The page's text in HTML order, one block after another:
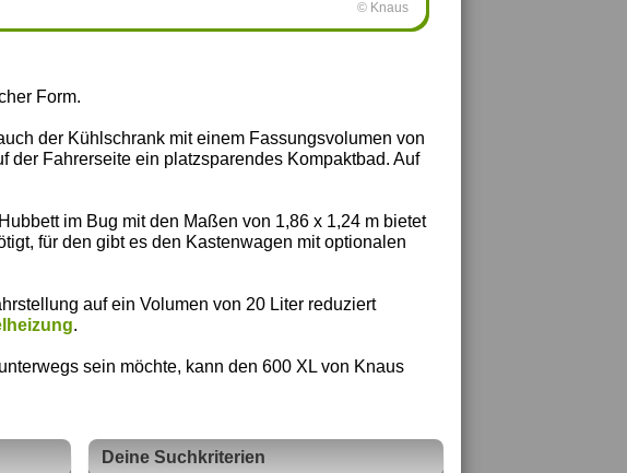
© Knaus
Form.
der Kühlschrank mit einem Fassungsvolumen von
der Fahrerseite ein platzsparendes Kompaktbad. Auf
im Bug mit den Maßen von 1,86 x 1,24 m bietet
für den gibt es den Kastenwagen mit optionalen
auf ein Volumen von 20 Liter reduziert
.
sein möchte, kann den 600 XL von Knaus
Deine Suchkriterien